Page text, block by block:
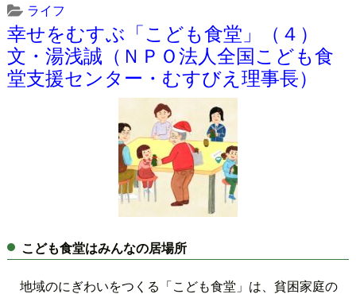
ライフ
幸せをむすぶ「こども食堂」（４）
文・湯浅誠（ＮＰＯ法人全国こども食
堂支援センター・むすびえ理事長）
こども食堂はみんなの居場所
地域のにぎわいをつくる「こども食堂」は、貧困家庭の